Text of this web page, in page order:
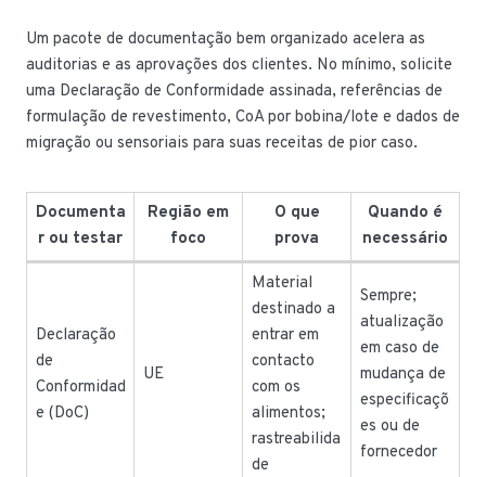
Um pacote de documentação bem organizado acelera as
auditorias e as aprovações dos clientes. No mínimo, solicite
uma Declaração de Conformidade assinada, referências de
formulação de revestimento, CoA por bobina/lote e dados de
migração ou sensoriais para suas receitas de pior caso.
Documenta
r ou testar
Região em
foco
O que
prova
Quando é
necessário
Declaração
de
Conformidad
e (DoC)
UE
Material
destinado a
entrar em
contacto
com os
alimentos;
rastreabilida
de
Sempre;
atualização
em caso de
mudança de
especificaçõ
es ou de
fornecedor